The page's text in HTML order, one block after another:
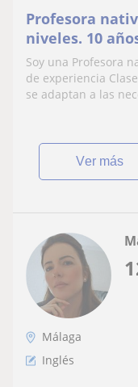
Profesora
niveles. 10
Soy una Profesora
de experiencia
se adaptan a las
ver más
Málaga
Inglés